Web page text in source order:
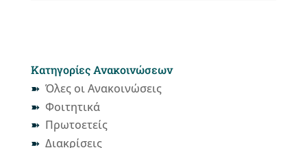
Κατηγορίες Ανακοινώσεων
Όλες οι Ανακοινώσεις
Φοιτητικά
Πρωτοετείς
Διακρίσεις